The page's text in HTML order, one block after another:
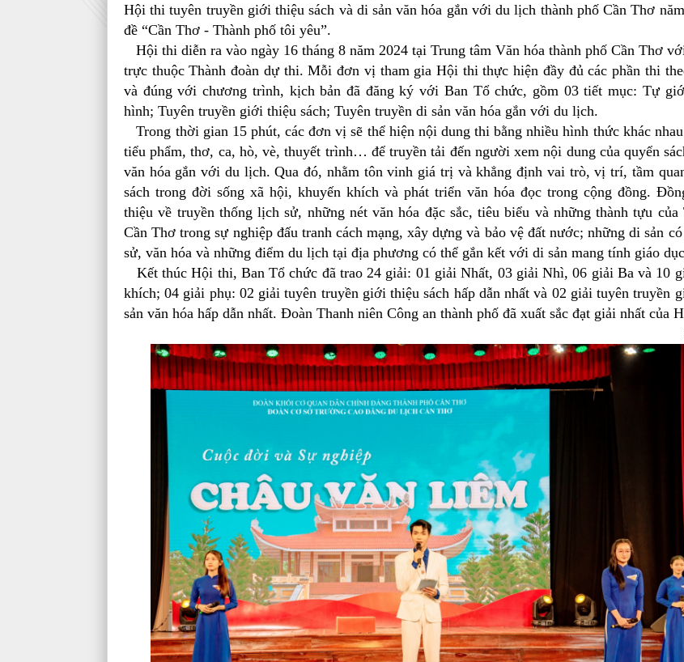
Hội thi tuyên truyền giới thiệu sách và di sản văn hóa gắn với du lịch thành phố Cần Thơ
đề “Cần Thơ - Thành phố tôi yêu”.
Hội thi diễn ra vào ngày 16 tháng 8 năm 2024 tại Trung tâm Văn hóa thành phố Cần Thơ
trực thuộc Thành đoàn dự thi. Mỗi đơn vị tham gia Hội thi thực hiện đầy đủ các phần thi
và đúng với chương trình, kịch bản đã đăng ký với Ban Tổ chức, gồm 03 tiết mục: Tự
hình; Tuyên truyền giới thiệu sách; Tuyên truyền di sản văn hóa gắn với du lịch.
Trong thời gian 15 phút, các đơn vị sẽ thể hiện nội dung thi bằng nhiều hình thức khác
tiểu phẩm, thơ, ca, hò, vè, thuyết trình… để truyền tải đến người xem nội dung của quyển
văn hóa gắn với du lịch. Qua đó, nhằm tôn vinh giá trị và khẳng định vai trò, vị trí, tầm
sách trong đời sống xã hội, khuyến khích và phát triển văn hóa đọc trong cộng đồng.
thiệu về truyền thống lịch sử, những nét văn hóa đặc sắc, tiêu biểu và những thành tựu của
Cần Thơ trong sự nghiệp đấu tranh cách mạng, xây dựng và bảo vệ đất nước; những di sản
sử, văn hóa và những điểm du lịch tại địa phương có thể gắn kết với di sản mang tính giáo
Kết thúc Hội thi, Ban Tổ chức đã trao 24 giải: 01 giải Nhất, 03 giải Nhì, 06 giải Ba và 10
khích; 04 giải phụ: 02 giải tuyên truyền giới thiệu sách hấp dẫn nhất và 02 giải tuyên truyền
sản văn hóa hấp dẫn nhất. Đoàn Thanh niên Công an thành phố đã xuất sắc đạt giải nhất của